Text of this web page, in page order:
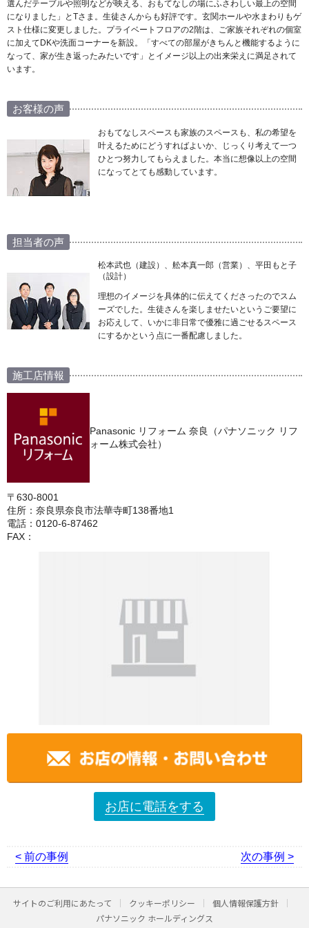
選んだテーブルや照明などが映える、おもてなしの場にふさわしい最上の空間
になりました」とTさま。生徒さんからも好評です。玄関ホールや水まわりもゲ
スト仕様に変更しました。プライベートフロアの2階は、ご家族それぞれの個室
に加えてDKや洗面コーナーを新設。「すべての部屋がきちんと機能するように
なって、家が生き返ったみたいです」とイメージ以上の出来栄えに満足されて
います。
お客様の声
おもてなしスペースも家族のスペースも、私の希望を
叶えるためにどうすればよいか、じっくり考えて一つ
ひとつ努力してもらえました。本当に想像以上の空間
になってとても感動しています。
担当者の声
松本武也（建設）、舩本真一郎（営業）、平田もと子
（設計）
理想のイメージを具体的に伝えてくださったのでスム
ーズでした。生徒さんを楽しませたいというご要望に
お応えして、いかに非日常で優雅に過ごせるスペース
にするかという点に一番配慮しました。
施工店情報
Panasonic リフォーム 奈良（パナソニック リフ
ォーム株式会社）
〒630-8001
住所：奈良県奈良市法華寺町138番地1
電話：0120-6-87462
FAX：
お店に電話をする
< 前の事例 次の事例 >
サイトのご利用にあたって クッキーポリシー
個人情報保護方針
パナソニック ホールディングス